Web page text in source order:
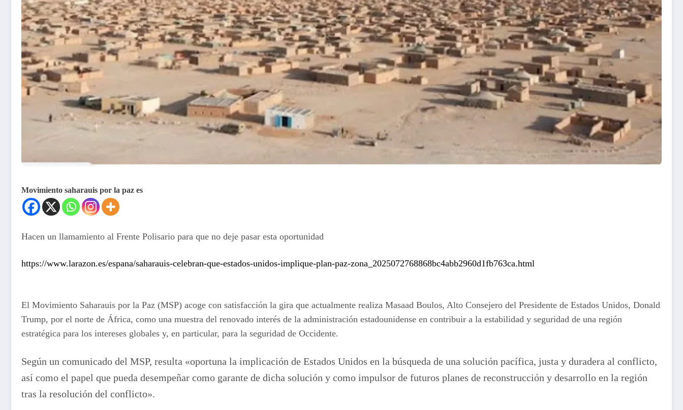
Movimiento saharauis por la paz es
Hacen un llamamiento al Frente Polisario para que no deje pasar esta oportunidad
https://www.larazon.es/espana/saharauis-celebran-que-estados-unidos-implique-plan-paz-zona_2025072768868bc4abb2960d1fb763ca.html
El Movimiento Saharauis por la Paz (MSP) acoge con satisfacción la gira que actualmente realiza Masaad Boulos, Alto Consejero del Presidente de Estados Unidos, Donald
Trump, por el norte de África, como una muestra del renovado interés de la administración estadounidense en contribuir a la estabilidad y seguridad de una región
estratégica para los intereses globales y, en particular, para la seguridad de Occidente.
Según un comunicado del MSP, resulta «oportuna la implicación de Estados Unidos en la búsqueda de una solución pacífica, justa y duradera al conflicto,
así como el papel que pueda desempeñar como garante de dicha solución y como impulsor de futuros planes de reconstrucción y desarrollo en la región
tras la resolución del conflicto».